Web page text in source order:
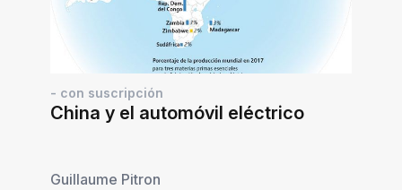
- con suscripción
China y el automóvil eléctrico
Guillaume Pitron